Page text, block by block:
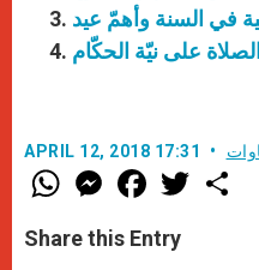
في السنة وأهمّ عيد
الصلاة على نيّة الحكّام
APRIL 12, 2018 17:31
W
h
t
s
M
e
s
e
F
a
e
b
w
Share this Entry